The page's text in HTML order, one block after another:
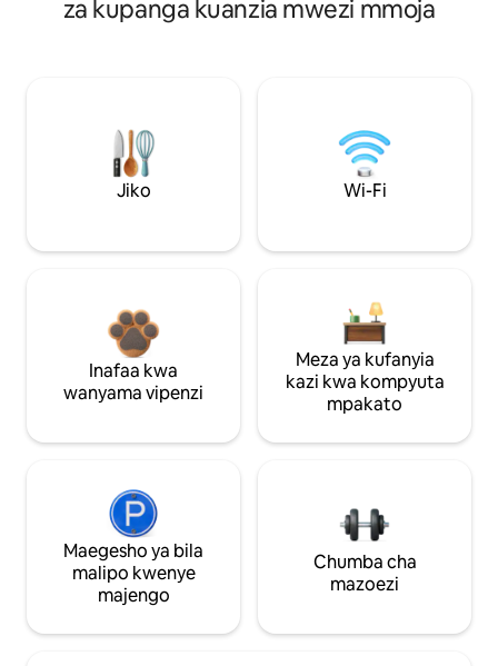
za kupanga kuanzia mwezi mmoja
Jiko Wi-Fi
Inafaa kwa
wanyama vipenzi
Meza ya kufanyia
kazi kwa kompyuta
mpakato
Maegesho ya bila
malipo kwenye
majengo
Chumba cha
mazoezi